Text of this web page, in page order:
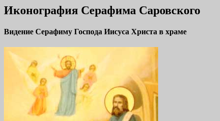
Иконография Серафима Саровского
Видение Серафиму Господа Иисуса Христа в храме